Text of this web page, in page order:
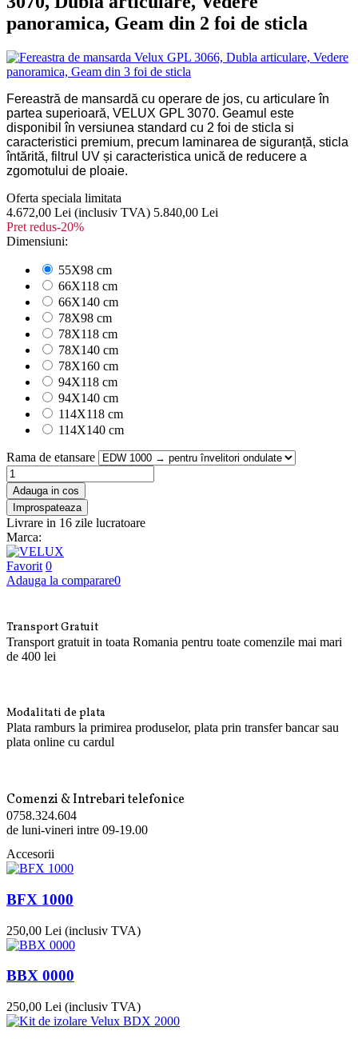
panoramica, Geam din 2 foi de sticla
Fereastră de mansardă cu operare de jos, cu articulare în
partea superioară, VELUX GPL 3070. Geamul este
disponibil în versiunea standard cu 2 foi de sticla si
caracteristici premium, precum laminarea de siguranță, sticla
întărită, filtrul UV și caracteristica unică de reducere a
zgomotului de ploaie.
Oferta speciala limitata
4.672,00 Lei (inclusiv TVA) 5.840,00 Lei
Pret redus-20%
Dimensiuni:
55X98 cm
66X118 cm
66X140 cm
78X98 cm
78X118 cm
78X140 cm
78X160 cm
94X118 cm
94X140 cm
114X118 cm
114X140 cm
Rama de etansare
Adauga in cos
Livrare in 16 zile lucratoare
Marca:
Favorit 0
Adauga la comparare0
Transport Gratuit
Transport gratuit in toata Romania pentru toate comenzile mai mari
de 400 lei
Modalitati de plata
Plata ramburs la primirea produselor, plata prin transfer bancar sau
plata online cu cardul
Comenzi & Intrebari telefonice
0758.324.604
de luni-vineri intre 09-19.00
Accesorii
BFX 1000
250,00 Lei (inclusiv TVA)
BBX 0000
250,00 Lei (inclusiv TVA)